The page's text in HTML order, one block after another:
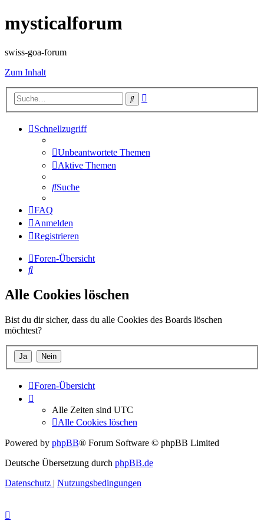
mysticalforum
swiss-goa-forum
Zum Inhalt
Suche
Schnellzugriff
Unbeantwortete Themen
Aktive Themen
Suche
FAQ
Anmelden
Registrieren
Foren-Übersicht
Suche
Alle Cookies löschen
Bist du dir sicher, dass du alle Cookies des Boards löschen
möchtest?
Foren-Übersicht
Alle Zeiten sind UTC
Alle Cookies löschen
Powered by phpBB® Forum Software © phpBB Limited
Deutsche Übersetzung durch phpBB.de
Datenschutz | Nutzungsbedingungen